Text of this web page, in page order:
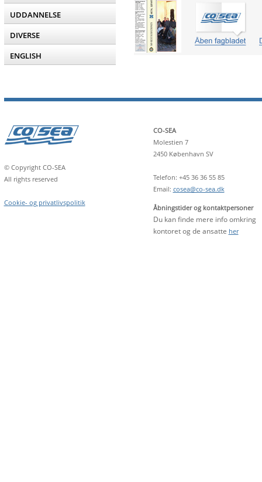
UDDANNELSE
DIVERSE
ENGLISH
© Copyright CO-SEA
All rights reserved
Cookie- og privatlivspolitik
CO-SEA
Molestien 7
2450 København SV
Telefon: +45 36 36 55 85
Email: cosea@co-sea.dk
Åbningstider og kontaktpersoner
Du kan finde mere info omkring
kontoret og de ansatte her